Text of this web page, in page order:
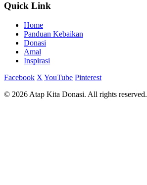
Quick Link
Home
Panduan Kebaikan
Donasi
Amal
Inspirasi
Facebook X YouTube Pinterest
© 2026 Atap Kita Donasi. All rights reserved.